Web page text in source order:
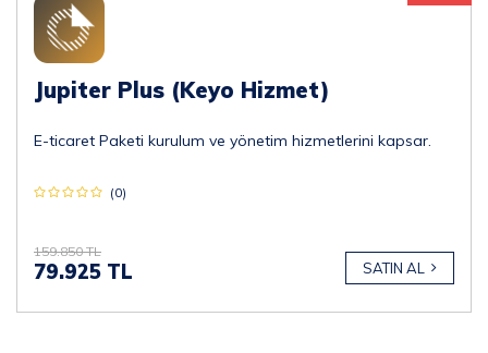
Jupiter Plus (Keyo Hizmet)
E-ticaret Paketi kurulum ve yönetim hizmetlerini kapsar.
(0)
159.850 TL
79.925 TL SATIN AL